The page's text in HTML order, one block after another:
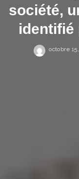
société,
identifié
octobre